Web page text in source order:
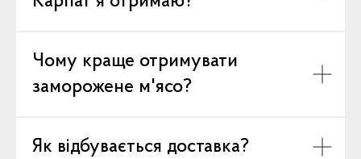
Чому краще отримувати
заморожене м'ясо?
Як відбувається доставка?